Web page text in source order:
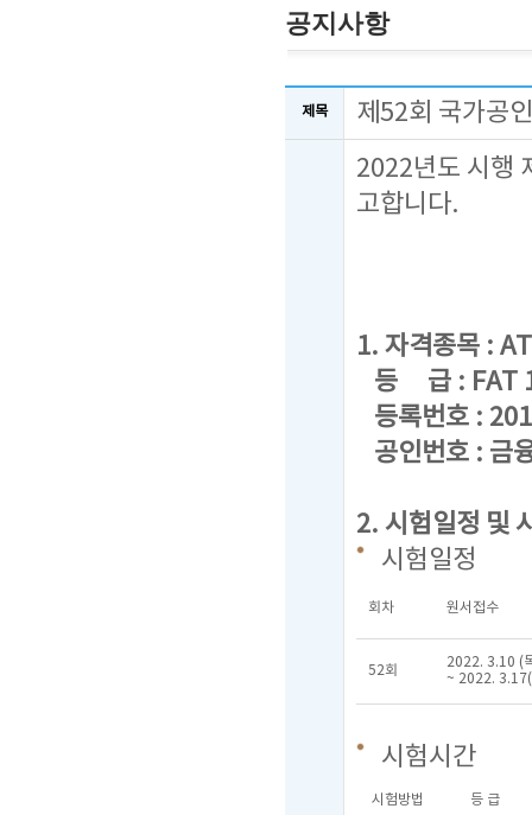
공지사항
제목 제52회 국가공
2022년도 시행
고합니다.
1. 자격종목 :
등 급 : FAT 1
등록번호 :
공인번호 : 금
2. 시험일정 및
시험일정
회차 원서접수
52회
2022. 3.10 (
~ 2022.
시험시간
시험방법 등 급